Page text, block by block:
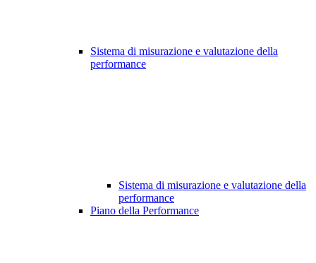
Sistema di misurazione e valutazione della
performance
Sistema di misurazione e valutazione della
performance
Piano della Performance